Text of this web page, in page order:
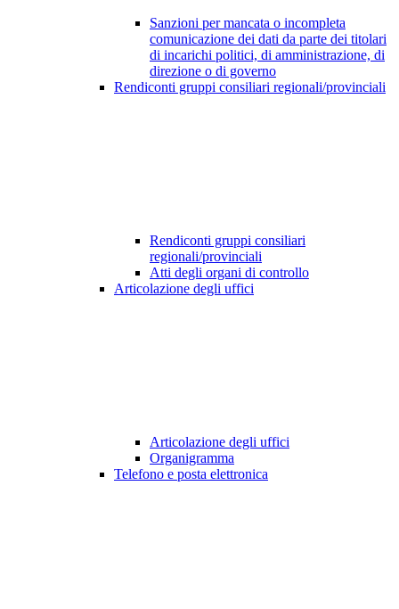
Sanzioni per mancata o incompleta
comunicazione dei dati da parte dei titolari
di incarichi politici, di amministrazione, di
direzione o di governo
Rendiconti gruppi consiliari regionali/provinciali
Rendiconti gruppi consiliari
regionali/provinciali
Atti degli organi di controllo
Articolazione degli uffici
Articolazione degli uffici
Organigramma
Telefono e posta elettronica